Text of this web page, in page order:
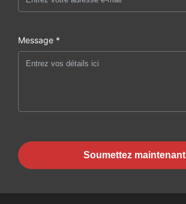
Message *
Soumettez maintenant